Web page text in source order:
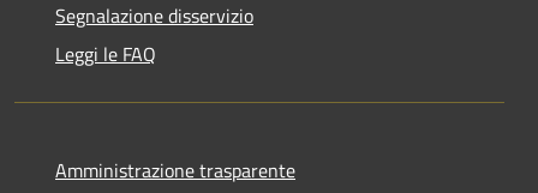
Segnalazione disservizio
Leggi le FAQ
Amministrazione trasparente